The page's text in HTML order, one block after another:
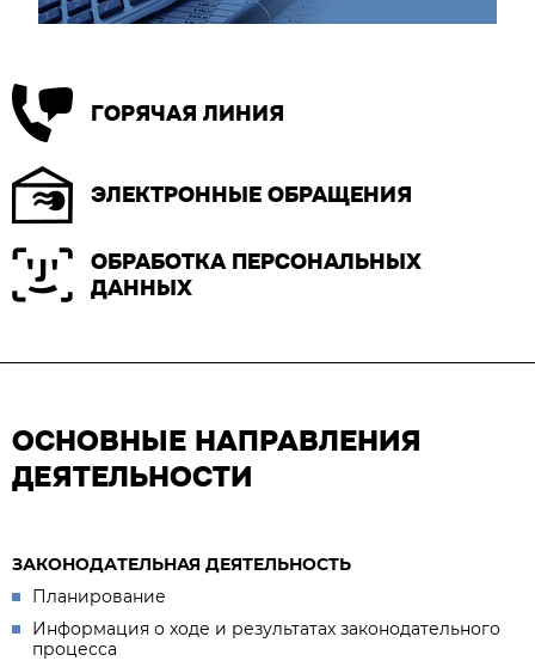
ГОРЯЧАЯ ЛИНИЯ
ЭЛЕКТРОННЫЕ ОБРАЩЕНИЯ
ОБРАБОТКА ПЕРСОНАЛЬНЫХ
ДАННЫХ
ОСНОВНЫЕ НАПРАВЛЕНИЯ
ДЕЯТЕЛЬНОСТИ
ЗАКОНОДАТЕЛЬНАЯ ДЕЯТЕЛЬНОСТЬ
Планирование
Информация о ходе и результатах законодательного
процесса